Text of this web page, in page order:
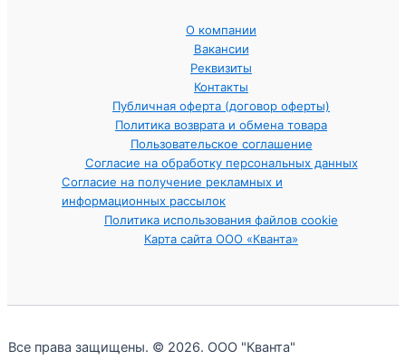
О компании
Вакансии
Реквизиты
Контакты
Публичная оферта (договор оферты)
Политика возврата и обмена товара
Пользовательское соглашение
Согласие на обработку персональных данных
Согласие на получение рекламных и
информационных рассылок
Политика использования файлов cookie
Карта сайта ООО «Кванта»
Все права защищены. © 2026. ООО "Кванта"